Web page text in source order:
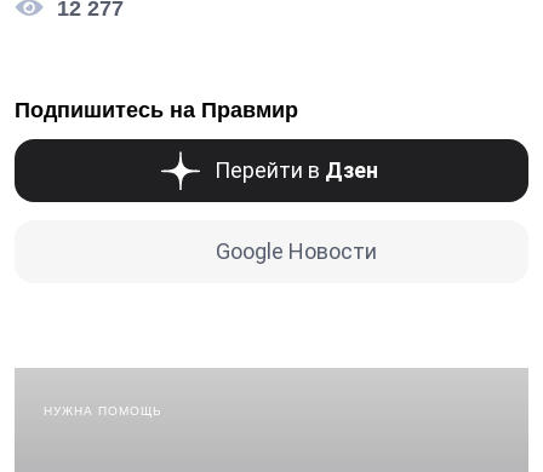
12 277
Подпишитесь на Правмир
Перейти в Дзен
Google Новости
НУЖНА ПОМОЩЬ